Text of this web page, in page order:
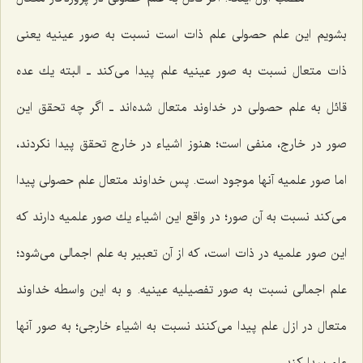
بشویم این علم حصولى علم ذات است نسبت به صور عینیه یعنى
ذات متعال نسبت به صور عینیه علم پیدا مى‌كند ـ البته یك عده
قائل به علم حصولى در خداوند متعال شده‌اند ـ اگر چه تحقق این
صور در خارج، منفى است؛ هنوز اشیاء در خارج تحقق پیدا نكردند،
اما صور علمیه آنها موجود است. پس خداوند متعال علم حصولى پیدا
مى‌كند نسبت به آن صور؛ در واقع این اشیاء یك صور علمیه دارند كه
این صور علمیه در ذات است، كه از آن تعبیر به علم اجمالى مى‌شود؛
علم اجمالى نسبت به صور تفصیلیه عینیه. و به این واسطه خداوند
متعال در ازل علم پیدا مى‌كنند نسبت به اشیاء خارجى؛ به صور آنها